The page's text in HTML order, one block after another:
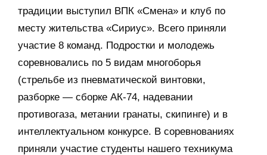
традиции выступил ВПК «Смена» и клуб по
месту жительства «Сириус». Всего приняли
участие 8 команд. Подростки и молодежь
соревновались по 5 видам многоборья
(стрельбе из пневматической винтовки,
разборке — сборке АК-74, надевании
противогаза, метании гранаты, скипинге) и в
интеллектуальном конкурсе. В соревнованиях
приняли участие студенты нашего техникума